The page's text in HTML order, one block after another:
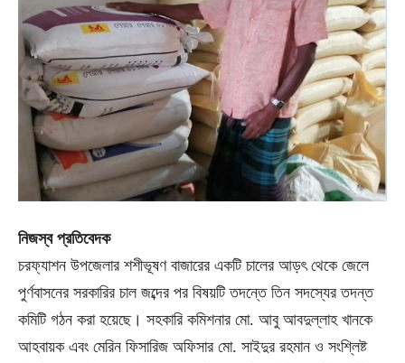
নিজস্ব প্রতিবেদক
চরফ্যাশন উপজেলার শশীভূষণ বাজারের একটি চালের আড়ৎ থেকে জেলে
পুর্ণবাসনের সরকারির চাল জব্দের পর বিষয়টি তদন্তে তিন সদস্যের তদন্ত
কমিটি গঠন করা হয়েছে। সহকারি কমিশনার মো. আবু আবদুল্লাহ খানকে
আহবায়ক এবং মেরিন ফিসারিজ অফিসার মো. সাইদুর রহমান ও সংশ্লিষ্ট